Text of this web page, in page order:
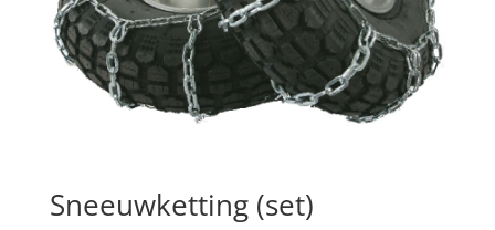
Sneeuwketting (set)